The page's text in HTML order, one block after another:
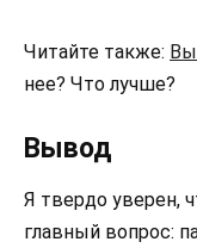
Читайте также:
нее? Что лучше?
Вывод
Я твердо уверен,
главный вопрос: